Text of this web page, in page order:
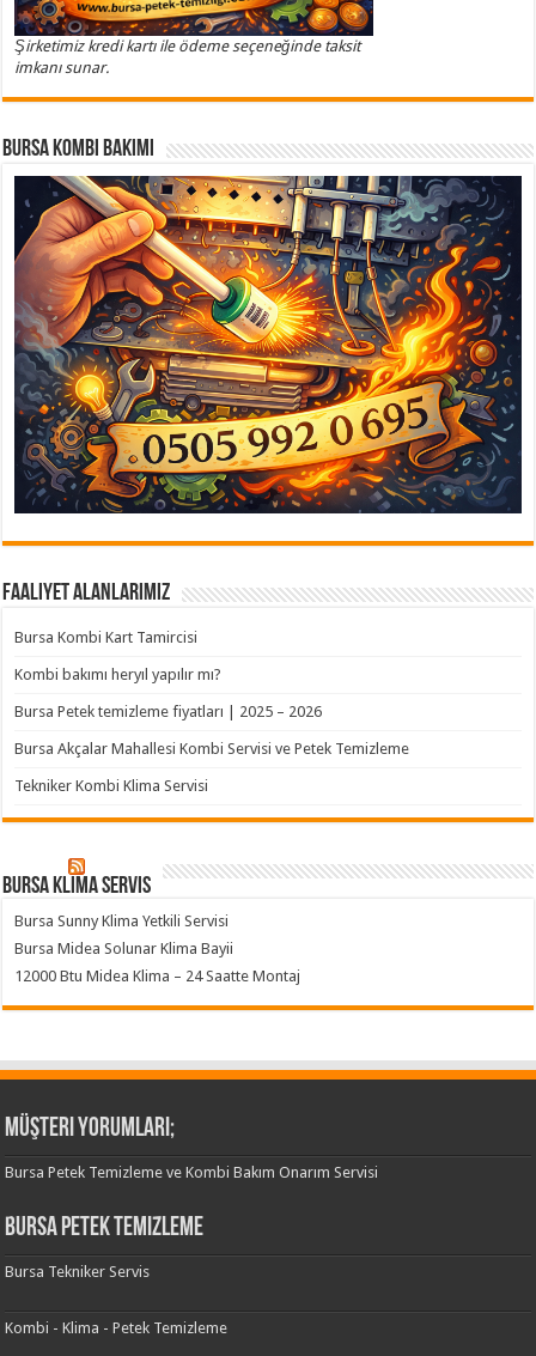
Şirketimiz kredi kartı ile ödeme seçeneğinde taksit
imkanı sunar.
Bursa Kombi Bakımı
Faaliyet Alanlarımız
Bursa Kombi Kart Tamircisi
Kombi bakımı heryıl yapılır mı?
Bursa Petek temizleme fiyatları | 2025 – 2026
Bursa Akçalar Mahallesi Kombi Servisi ve Petek Temizleme
Tekniker Kombi Klima Servisi
Bursa klima servis
Bursa Sunny Klima Yetkili Servisi
Bursa Midea Solunar Klima Bayii
12000 Btu Midea Klima – 24 Saatte Montaj
Müşteri Yorumları;
Bursa Petek Temizleme ve Kombi Bakım Onarım Servisi
Bursa Petek Temizleme
Bursa Tekniker Servis
Kombi - Klima - Petek Temizleme